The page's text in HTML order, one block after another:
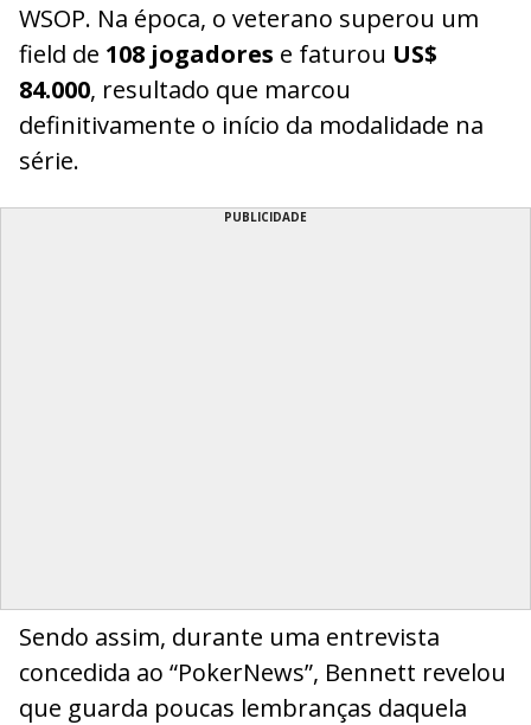
WSOP. Na época, o veterano superou um
field de 108 jogadores e faturou US$
84.000, resultado que marcou
definitivamente o início da modalidade na
série.
PUBLICIDADE
Sendo assim, durante uma entrevista
concedida ao “PokerNews”, Bennett revelou
que guarda poucas lembranças daquela